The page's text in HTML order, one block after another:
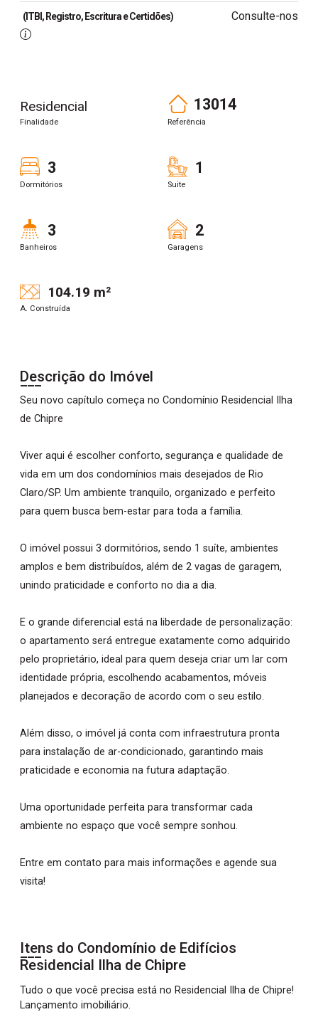
(ITBI, Registro, Escritura e Certidões) Consulte-nos
Residencial
Finalidade
13014
Referência
3
Dormitórios
1
Suite
3
Banheiros
2
Garagens
104.19 m²
A. Construída
Descrição do Imóvel
Seu novo capítulo começa no Condomínio Residencial Ilha
de Chipre
Viver aqui é escolher conforto, segurança e qualidade de
vida em um dos condomínios mais desejados de Rio
Claro/SP. Um ambiente tranquilo, organizado e perfeito
para quem busca bem-estar para toda a família.
O imóvel possui 3 dormitórios, sendo 1 suíte, ambientes
amplos e bem distribuídos, além de 2 vagas de garagem,
unindo praticidade e conforto no dia a dia.
E o grande diferencial está na liberdade de personalização:
o apartamento será entregue exatamente como adquirido
pelo proprietário, ideal para quem deseja criar um lar com
identidade própria, escolhendo acabamentos, móveis
planejados e decoração de acordo com o seu estilo.
Além disso, o imóvel já conta com infraestrutura pronta
para instalação de ar-condicionado, garantindo mais
praticidade e economia na futura adaptação.
Uma oportunidade perfeita para transformar cada
ambiente no espaço que você sempre sonhou.
Entre em contato para mais informações e agende sua
visita!
Itens do Condomínio de Edifícios
Residencial Ilha de Chipre
Tudo o que você precisa está no Residencial Ilha de Chipre!
Lançamento imobiliário.